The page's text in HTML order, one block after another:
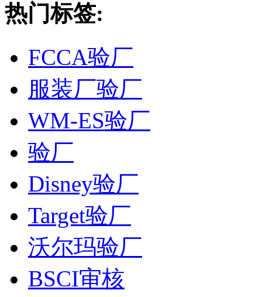
热门标签:
FCCA验厂
服装厂验厂
WM-ES验厂
验厂
Disney验厂
Target验厂
沃尔玛验厂
BSCI审核